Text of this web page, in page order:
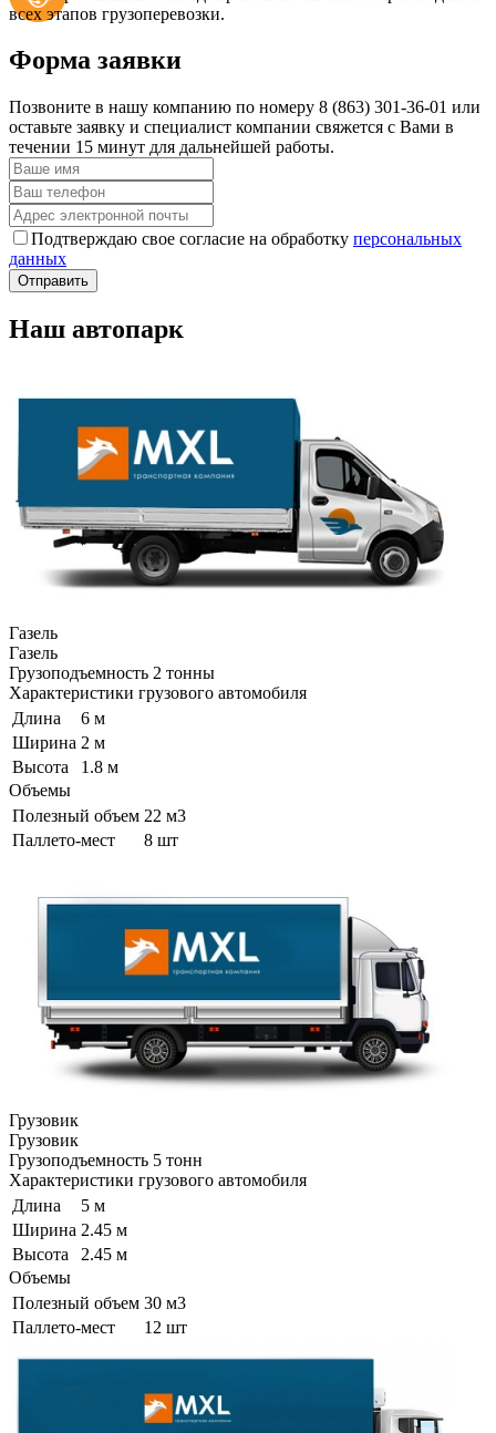
всех этапов грузоперевозки.
Форма заявки
Позвоните в нашу компанию по номеру 8 (863) 301-36-01 или
оставьте заявку и специалист компании свяжется с Вами в
течении 15 минут для дальнейшей работы.
Подтверждаю свое согласие на обработку персональных
данных
Отправить
Наш автопарк
Газель
Газель
Грузоподъемность 2 тонны
Характеристики грузового автомобиля
Длина
6 м
Ширина 2 м
Высота
1.8 м
Объемы
Полезный объем 22 м3
Паллето-мест
8 шт
Грузовик
Грузовик
Грузоподъемность 5 тонн
Характеристики грузового автомобиля
Длина
5 м
Ширина 2.45 м
Высота
2.45 м
Объемы
Полезный объем 30 м3
Паллето-мест
12 шт